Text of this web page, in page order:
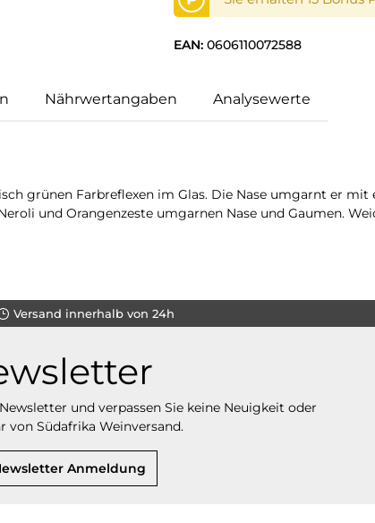
EAN: 0606110072588
Nährwertangaben Analysewerte
grünen Farbreflexen im Glas. Die Nase umgarnt er
und Orangenzeste umgarnen Nase und Gaumen.
Versand innerhalb von 24h
und verpassen Sie keine Neuigkeit oder
von Südafrika Weinversand.
Anmeldung